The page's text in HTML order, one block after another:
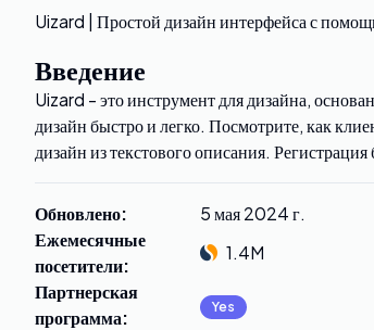
Uizard | Простой дизайн интерфейса с
Введение
Uizard - это инструмент для дизайна,
дизайн быстро и легко. Посмотрите, как
дизайн из текстового описания. Регистрация
Обновлено:
5 мая 2024 г.
Ежемесячные
посетители:
1.4M
Партнерская
программа: Yes